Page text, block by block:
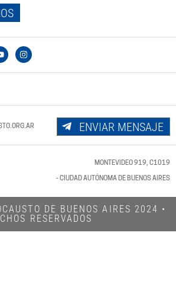
ENVIAR MENSAJE
MONTEVIDEO 919, C1019
- CIUDAD AUTÓNOMA DE BUENOS AIRES
DE BUENOS AIRES 2024​ •
RESERVADOS